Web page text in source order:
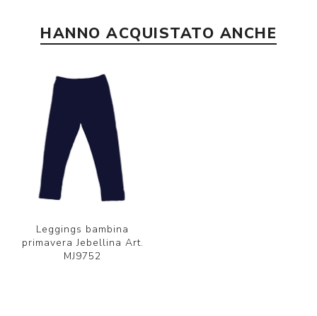
HANNO ACQUISTATO ANCHE
Leggings bambina
primavera Jebellina Art.
MJ9752